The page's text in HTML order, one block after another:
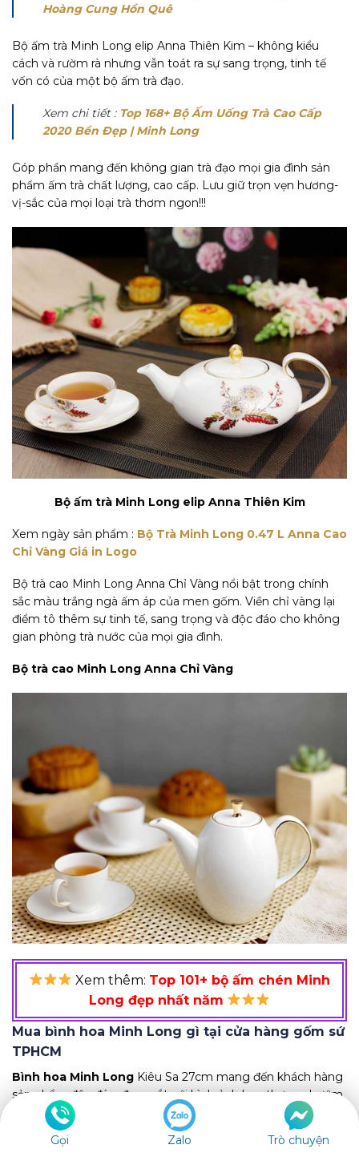
Hoàng Cung Hồn Quê
Bộ ấm trà Minh Long elip Anna Thiên Kim – không kiểu
cách và rườm rà nhưng vẫn toát ra sự sang trọng, tinh tế
vốn có của một bộ ấm trà đạo.
Xem chi tiết :Top 168+ Bộ Ấm Uống Trà Cao Cấp
2020 Bền Đẹp | Minh Long
Góp phần mang đến không gian trà đạo mọi gia đình sản
phẩm ấm trà chất lượng, cao cấp. Lưu giữ trọn vẹn hương-
vị-sắc của mọi loại trà thơm ngon!!!
Bộ ấm trà Minh Long elip Anna Thiên Kim
Xem ngày sản phẩm : Bộ Trà Minh Long 0.47 L Anna Cao
Chỉ Vàng Giá in Logo
Bộ trà cao Minh Long Anna Chỉ Vàng nổi bật trong chính
sắc màu trắng ngà ấm áp của men gốm. Viền chỉ vàng lại
điểm tô thêm sự tinh tế, sang trọng và độc đáo cho không
gian phòng trà nước của mọi gia đình.
Bộ trà cao Minh Long Anna Chỉ Vàng
Xem thêm: Top 101+ bộ ấm chén Minh
Long đẹp nhất năm
Mua bình hoa Minh Long gì tại cửa hàng gốm sứ
TPHCM
Bình hoa Minh Long Kiêu Sa 27cm mang đến khách hàng
sản phẩm độc đáo, đẹp mắt với hình ảnh hoa thơm – bướm
lượn tràn đầy sức sống. Nét đẹp kiêu sa, với những đường
cong thanh thoát, mềm mại.
Gọi Zalo Trò chuyện